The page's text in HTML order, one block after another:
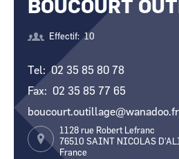
CCI Business
CCI Business
Pays de la Loire
CCI Business
CCI Business
Pays de la Loire
BOUCOURT
Effectif 10
Tel
02 35 85 80 78
Fax
02 35 85 77 65
boucourt.outillage@wanadoo.fr
1128 rue Robert Lefranc
76510 SAINT NICOLAS
France